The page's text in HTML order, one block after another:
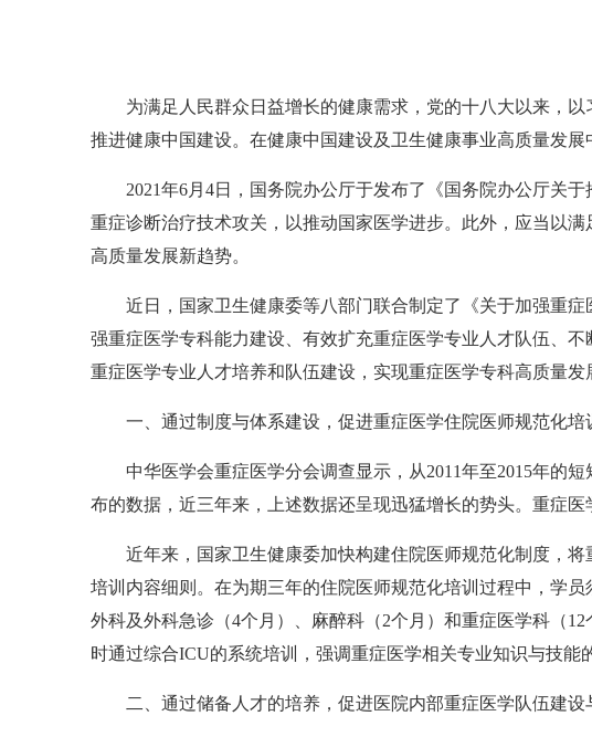
为满足人民群众日益增长的健康需求，党的十八大以来，
推进健康中国建设。在健康中国建设及卫生健康事业高质量发
2021年6月4日，国务院办公厅于发布了《国务院办公厅关
重症诊断治疗技术攻关，以推动国家医学进步。此外，应当以
高质量发展新趋势。
近日，国家卫生健康委等八部门联合制定了《关于加强重
强重症医学专科能力建设、有效扩充重症医学专业人才队伍、
重症医学专业人才培养和队伍建设，实现重症医学专科高质量发
一、通过制度与体系建设，促进重症医学住院医师规范化培
中华医学会重症医学分会调查显示，从2011年至2015年的
布的数据，近三年来，上述数据还呈现迅猛增长的势头。重症
近年来，国家卫生健康委加快构建住院医师规范化制度，
培训内容细则。在为期三年的住院医师规范化培训过程中，学
外科及外科急诊（4个月）、麻醉科（2个月）和重症医学科（
时通过综合ICU的系统培训，强调重症医学相关专业知识与技
二、通过储备人才的培养，促进医院内部重症医学队伍建设